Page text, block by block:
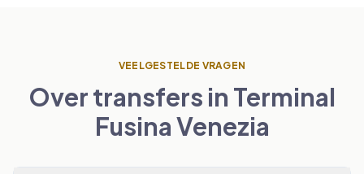
VEELGESTELDE VRAGEN
Over transfers in Terminal
Fusina Venezia